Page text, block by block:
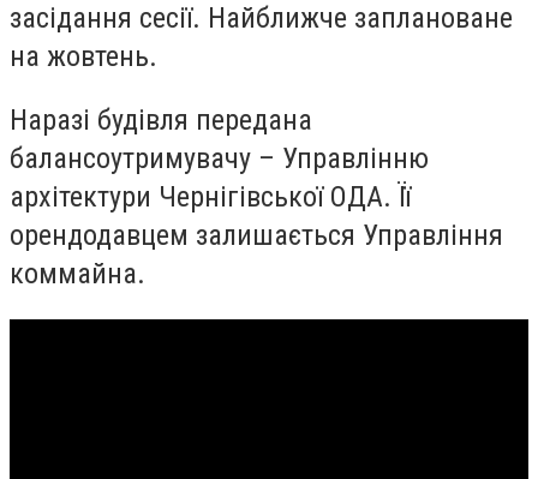
засідання сесії. Найближче заплановане
на жовтень.
Наразі будівля передана
балансоутримувачу – Управлінню
архітектури Чернігівської ОДА. Її
орендодавцем залишається Управління
коммайна.